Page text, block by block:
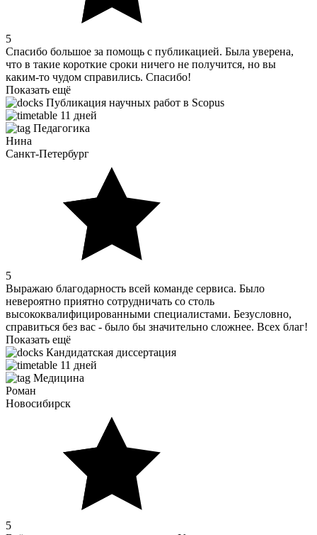
5
Спасибо большое за помощь с публикацией. Была уверена,
что в такие короткие сроки ничего не получится, но вы
каким-то чудом справились. Спасибо!
Показать ещё
Публикация научных работ в Scopus
11 дней
Педагогика
Нина
Санкт-Петербург
5
Выражаю благодарность всей команде сервиса. Было
невероятно приятно сотрудничать со столь
высококвалифицированными специалистами. Безусловно,
справиться без вас - было бы значительно сложнее. Всех благ!
Показать ещё
Кандидатская диссертация
11 дней
Медицина
Роман
Новосибирск
5